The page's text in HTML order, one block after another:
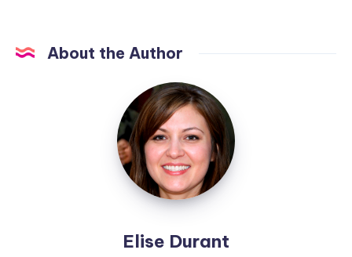
About the Author
Elise
Durant
Elise Durant